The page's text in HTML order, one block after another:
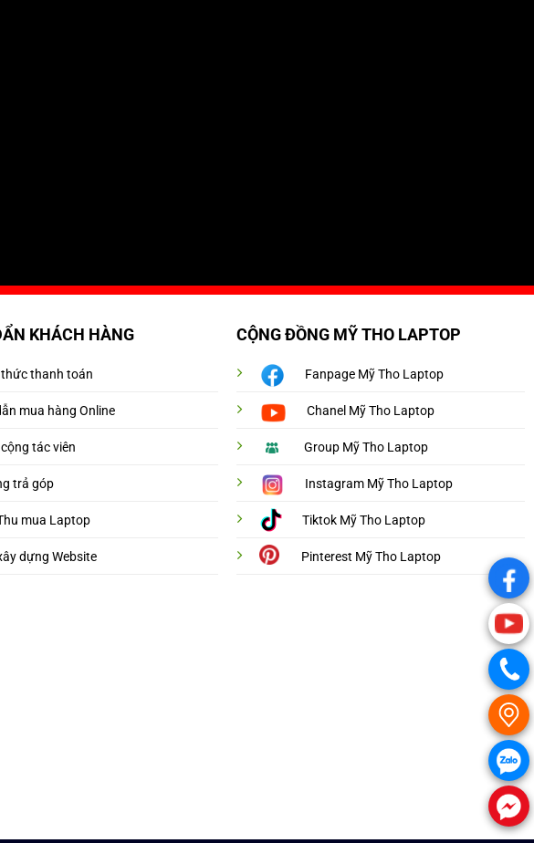
KHÁCH HÀNG
thanh toán
mua hàng Online
tác viên
trả góp
mua Laptop
dựng Website
CỘNG ĐỒNG MỸ THO LAPTOP
Fanpage Mỹ Tho Laptop
Chanel Mỹ Tho Laptop
Group Mỹ Tho Laptop
Instagram Mỹ Tho Laptop
Tiktok Mỹ Tho Laptop
Pinterest Mỹ Tho Laptop
.
.
.
.
.
.